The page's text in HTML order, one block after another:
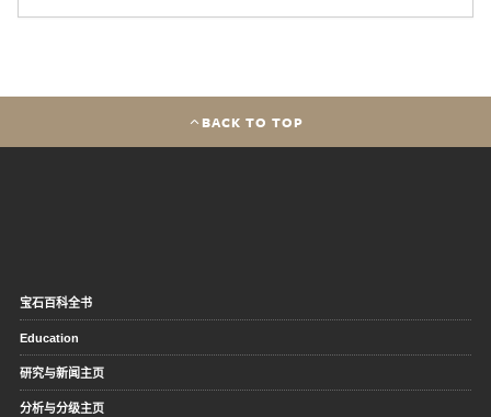
BACK TO TOP
宝石百科全书
Education
研究与新闻主页
分析与分级主页